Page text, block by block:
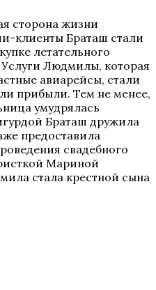
сторона жизни
клиенты Браташ стали
летательного
Услуги Людмилы, которая
авиарейсы, стали
прибыли. Тем не менее,
умудрялась
Браташ дружила
предоставила
свадебного
Мариной
стала крестной сына